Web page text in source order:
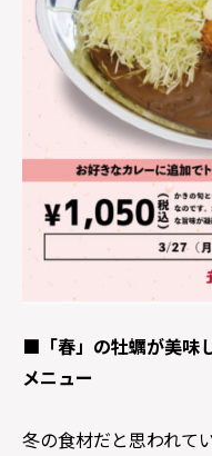
■「春」の牡蠣が美味
メニュー
冬の食材だと思われて